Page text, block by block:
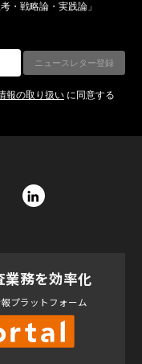
・戦略論・実践論」
報の取り扱い に同意する
務を効率化
プラットフォーム